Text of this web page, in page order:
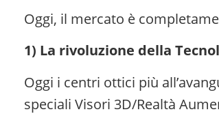
Oggi, il mercato è
1) La rivoluzione della
Oggi i centri ottici più
speciali Visori 3D/Realtà